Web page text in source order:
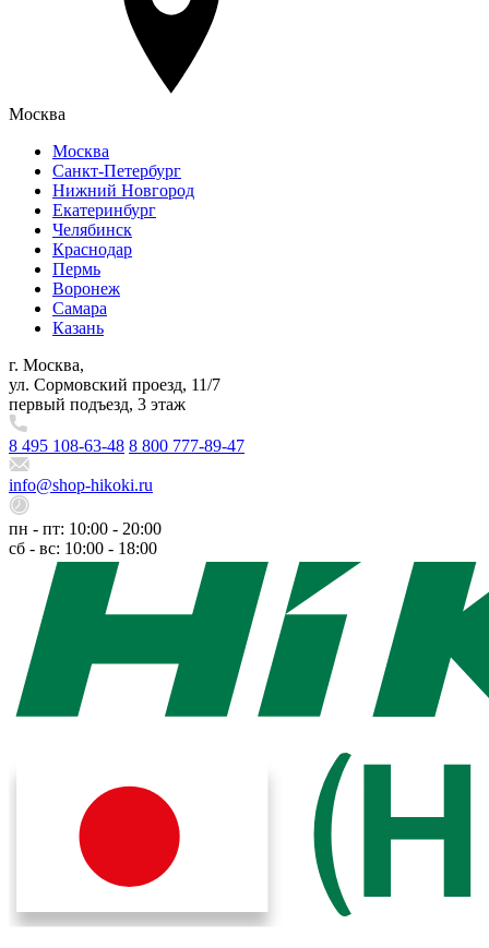
Москва
Москва
Санкт-Петербург
Нижний Новгород
Екатеринбург
Челябинск
Краснодар
Пермь
Воронеж
Самара
Казань
г. Москва,
ул. Сормовский проезд, 11/7
первый подъезд, 3 этаж
8 495 108-63-48 8 800 777-89-47
info@shop-hikoki.ru
пн - пт: 10:00 - 20:00
сб - вс: 10:00 - 18:00